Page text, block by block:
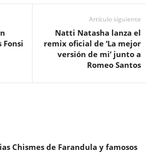
Fonsi
Artículo siguiente
Natti Natasha lanza el
remix oficial de ‘La mejor
versión de mi’ junto a
Romeo Santos
Chismes de Farandula y famosos